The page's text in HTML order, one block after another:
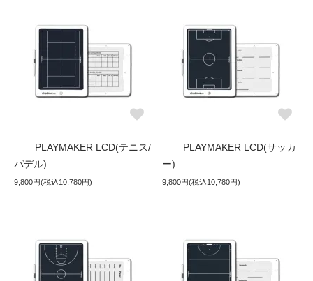
PLAYMAKER LCD(テニス/
パデル)
9,800円(税込10,780円)
PLAYMAKER LCD(サッカ
ー)
9,800円(税込10,780円)